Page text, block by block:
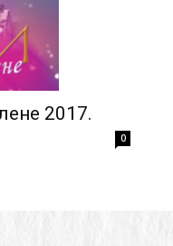
2017.
0